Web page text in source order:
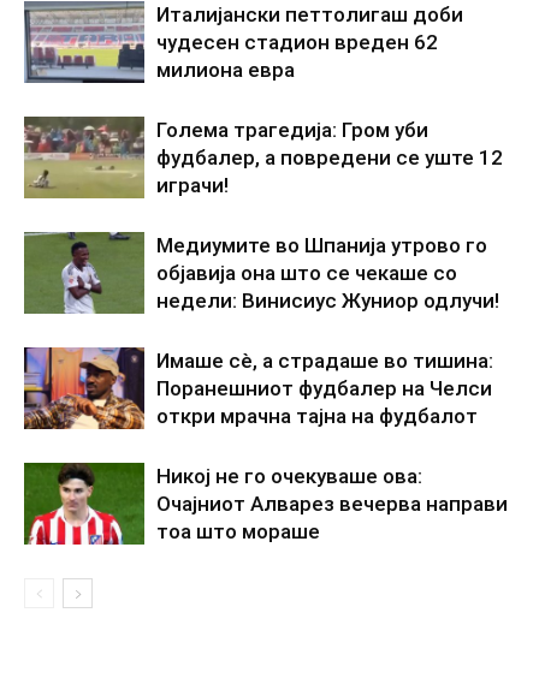
Италијански петтолигаш доби
чудесен стадион вреден 62
милиона евра
Голема трагедија: Гром уби
фудбалер, а повредени се уште 12
играчи!
Медиумите во Шпанија утрово го
објавија она што се чекаше со
недели: Винисиус Жуниор одлучи!
Имаше сè, а страдаше во тишина:
Поранешниот фудбалер на Челси
откри мрачна тајна на фудбалот
Никој не го очекуваше ова:
Очајниот Алварез вечерва направи
тоа што мораше